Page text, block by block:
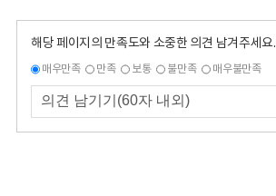
해당 페이지의 만족도와 소중한 의견 남겨주세요.
매우만족 만족 보통 불만족 매우불만족